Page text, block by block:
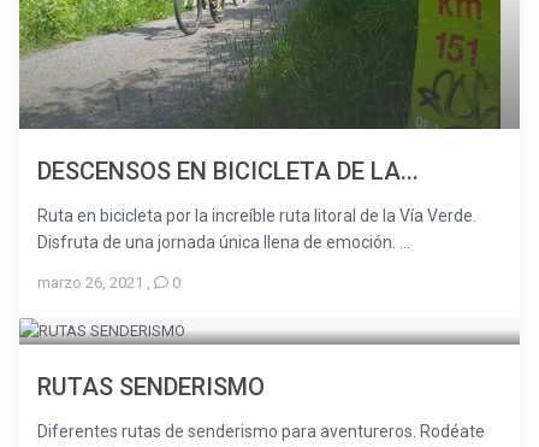
DESCENSOS EN BICICLETA DE LA...
Ruta en bicicleta por la increíble ruta litoral de la Vía Verde.
Disfruta de una jornada única llena de emoción. ...
marzo 26, 2021 , 0
RUTAS SENDERISMO
Diferentes rutas de senderismo para aventureros. Rodéate